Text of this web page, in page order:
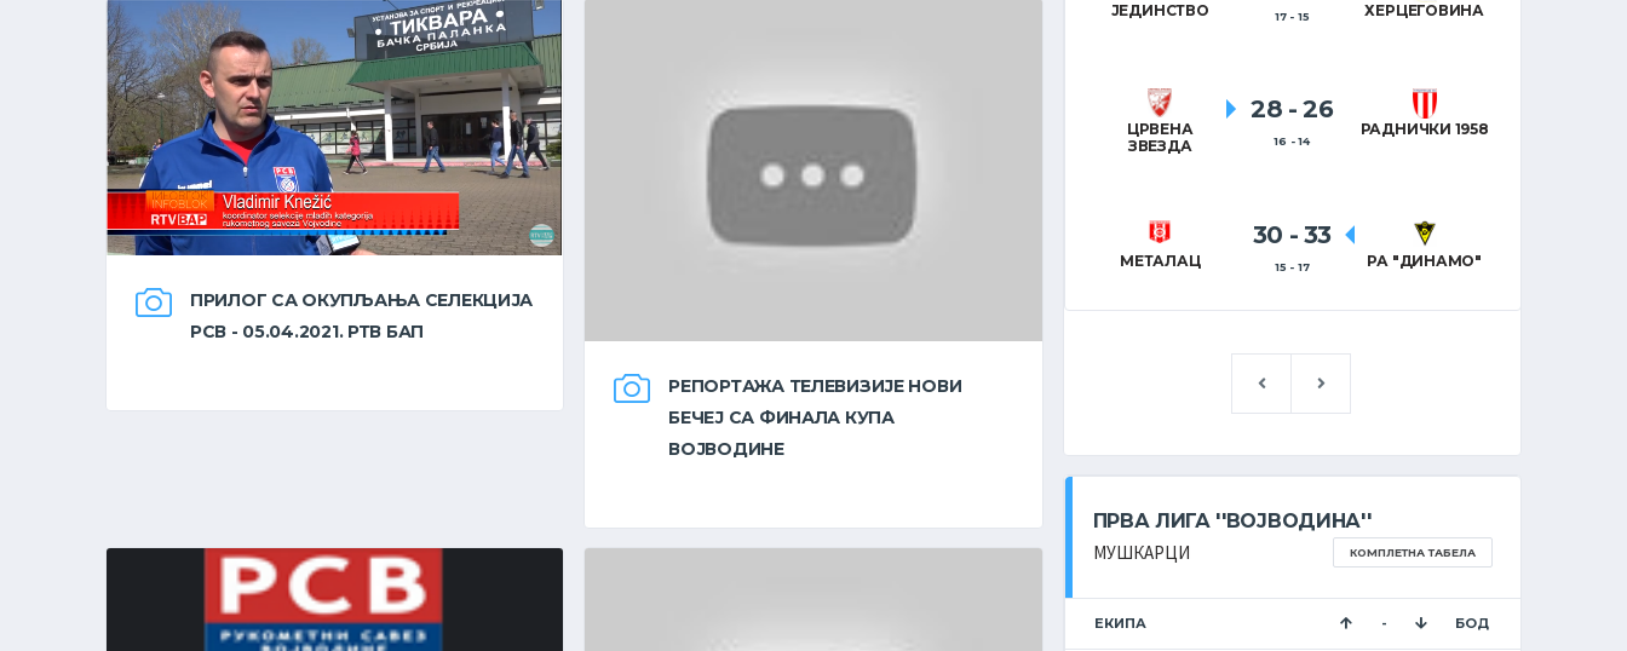
ПРИЛОГ СА ОКУПЉАЊА СЕЛЕКЦИЈА
РСВ - 05.04.2021. РТВ БАП
РЕПОРТАЖА ТЕЛЕВИЗИЈЕ НОВИ
БЕЧЕЈ СА ФИНАЛА КУПА
ВОЈВОДИНЕ
ЈЕДИНСТВО 17 - 15 ХЕРЦЕГОВИНА
ЦРВЕНА
ЗВЕЗДА
28 - 26
16 - 14
РАДНИЧКИ 1958
МЕТАЛАЦ
30 - 33
15 - 17 РА "ДИНАМО"
ПРВА ЛИГА ''ВОЈВОДИНА''
МУШКАРЦИ
КОМПЛЕТНА ТАБЕЛА
ЕКИПА - БОД